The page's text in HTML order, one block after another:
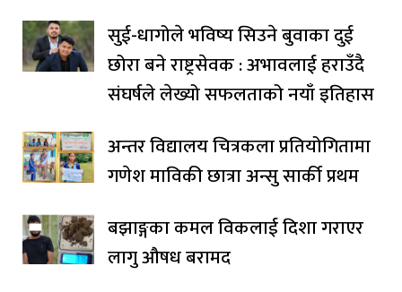
सुई-धागोले भविष्य सिउने बुवाका दुई
छोरा बने राष्ट्रसेवक : अभावलाई हराउँदै
संघर्षले लेख्यो सफलताको नयाँ इतिहास
अन्तर विद्यालय चित्रकला प्रतियोगितामा
गणेश माविकी छात्रा अन्सु सार्की प्रथम
बझाङ्गका कमल विकलाई दिशा गराएर
लागु औषध बरामद